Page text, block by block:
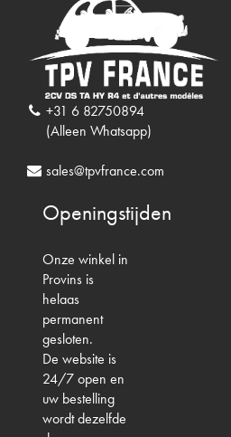
+31 6 82750894
(Alleen Whatsapp)
sales@tpvfrance.com
Openingstijden
Onze winkel in
Provins is
helaas
permanent
gesloten.
De website is
24/7 open en
uw bestelling
wordt dezelfde